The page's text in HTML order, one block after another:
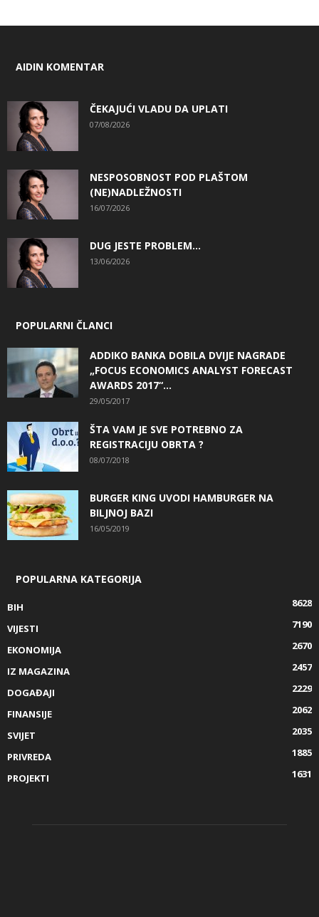
AIDIN KOMENTAR
ČEKAJUĆI VLADU DA UPLATI
07/08/2026
NESPOSOBNOST POD PLAŠTOM
(NE)NADLEŽNOSTI
16/07/2026
DUG JESTE PROBLEM…
13/06/2026
POPULARNI ČLANCI
ADDIKO BANKA DOBILA DVIJE NAGRADE
„FOCUS ECONOMICS ANALYST FORECAST
AWARDS 2017“...
29/05/2017
ŠTA VAM JE SVE POTREBNO ZA
REGISTRACIJU OBRTA ?
08/07/2018
BURGER KING UVODI HAMBURGER NA
BILJNOJ BAZI
16/05/2019
POPULARNA KATEGORIJA
BIH
8628
VIJESTI
7190
EKONOMIJA
2670
IZ MAGAZINA
2457
DOGAĐAJI
2229
FINANSIJE
2062
SVIJET
2035
PRIVREDA
1885
PROJEKTI
1631